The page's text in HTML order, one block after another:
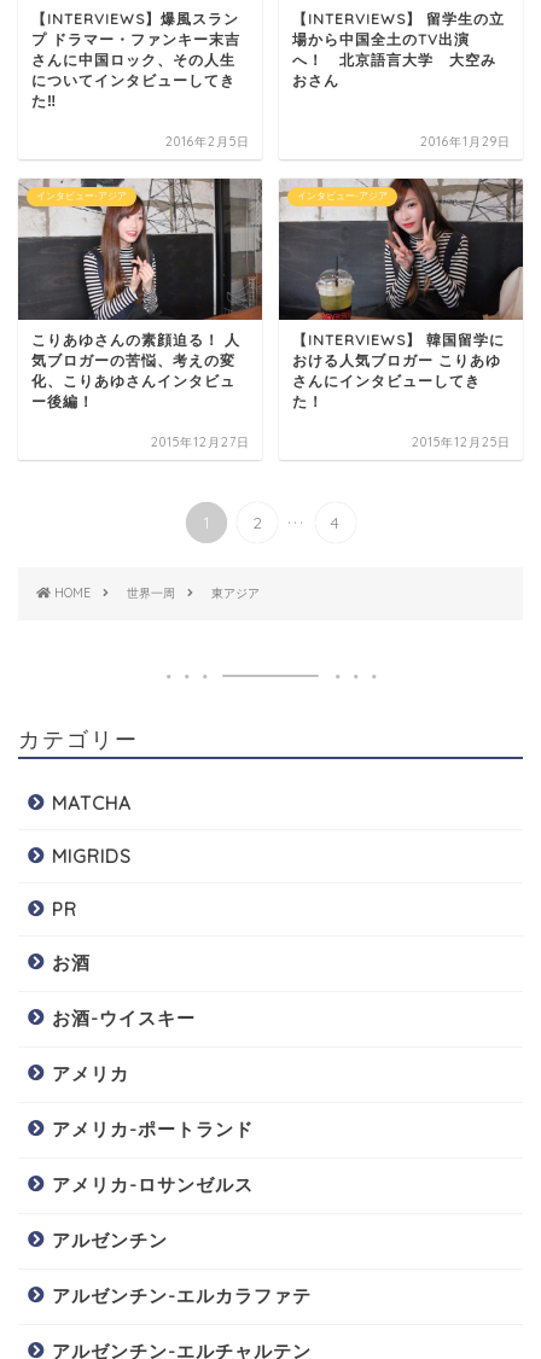
【INTERVIEWS】爆風スラン
プ ドラマー・ファンキー末吉
さんに中国ロック、その人生
についてインタビューしてき
た‼︎
2016年2月5日
【INTERVIEWS】 留学生の立
場から中国全土のTV出演
へ！ 北京語言大学 大空み
おさん
2016年1月29日
インタビュー-アジア
こりあゆさんの素顔迫る！ 人
気ブロガーの苦悩、考えの変
化、こりあゆさんインタビュ
ー後編！
2015年12月27日
インタビュー-アジア
【INTERVIEWS】 韓国留学に
おける人気ブロガー こりあゆ
さんにインタビューしてき
た！
2015年12月25日
1 2 ... 4
HOME 世界一周 東アジア
カテゴリー
MATCHA
MIGRIDS
PR
お酒
お酒-ウイスキー
アメリカ
アメリカ-ポートランド
アメリカ-ロサンゼルス
アルゼンチン
アルゼンチン-エルカラファテ
アルゼンチン-エルチャルテン